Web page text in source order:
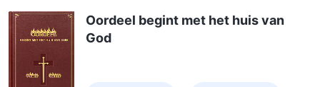
Oordeel begint met het huis van
God